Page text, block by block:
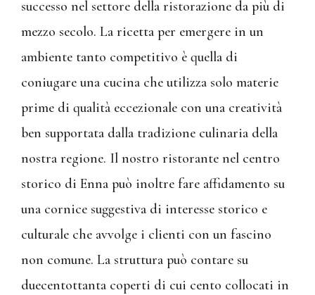
successo nel settore della ristorazione da più di
mezzo secolo. La ricetta per emergere in un
ambiente tanto competitivo è quella di
coniugare una cucina che utilizza solo materie
prime di qualità eccezionale con una creatività
ben supportata dalla tradizione culinaria della
nostra regione. Il nostro ristorante nel centro
storico di Enna può inoltre fare affidamento su
una cornice suggestiva di interesse storico e
culturale che avvolge i clienti con un fascino
non comune. La struttura può contare su
duecentottanta coperti di cui cento collocati in